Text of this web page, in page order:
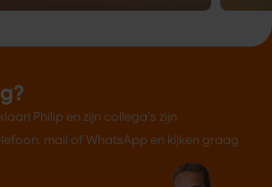
Philip en zijn collega's zijn
mail of WhatsApp en kijken graag